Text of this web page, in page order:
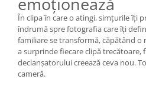
Acumulatori si baterii
Acumulatori Foto
Acumulatori AA/AAA (R6/R3)) si
incarcatoare
Baterii
În clipa în care o atingi, simțurile îți
îndrumă spre fotografia care îți
familiare se transformă, căpătând o
a surprinde fiecare clipă trecătoare,
declanșatorului creează ceva nou.
cameră.